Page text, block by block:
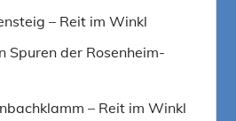
– Reit im Winkl
Spuren der Rosenheim-
– Reit im Winkl